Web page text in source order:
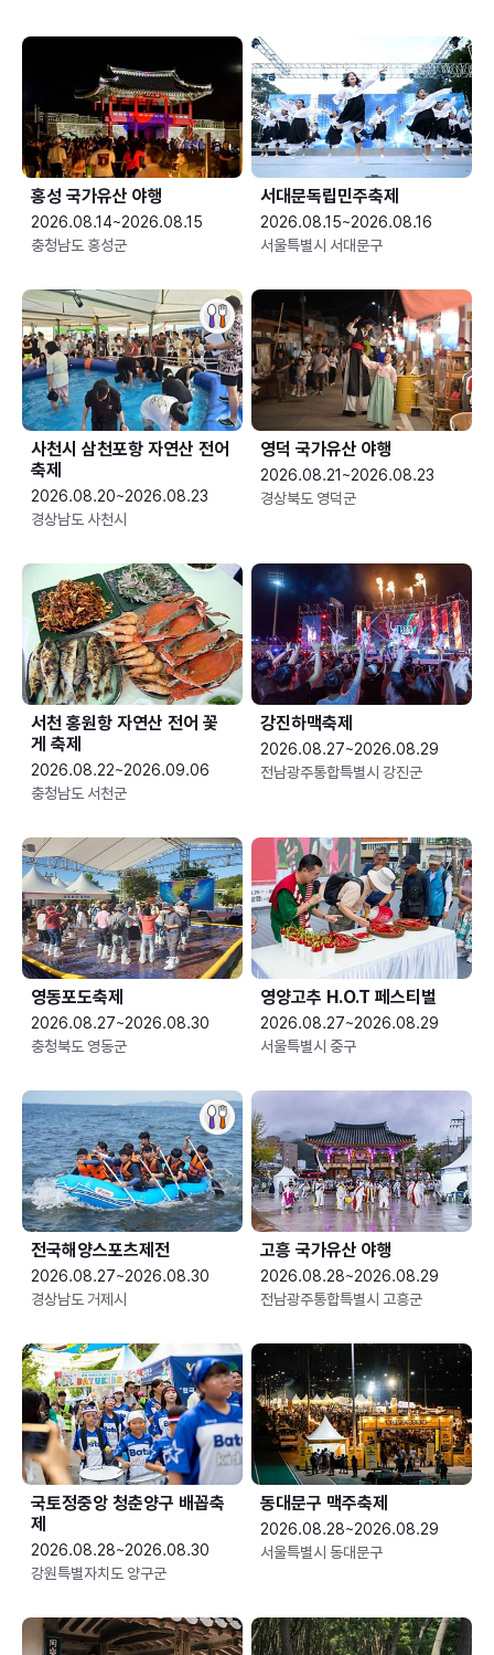
홍성 국가유산 야행
2026.08.14~2026.08.15
충청남도 홍성군
서대문독립민주축제
2026.08.15~2026.08.16
서울특별시 서대문구
사천시 삼천포항 자연산 전어
축제
2026.08.20~2026.08.23
경상남도 사천시
영덕 국가유산 야행
2026.08.21~2026.08.23
경상북도 영덕군
서천 홍원항 자연산 전어 꽃
게 축제
2026.08.22~2026.09.06
충청남도 서천군
강진하맥축제
2026.08.27~2026.08.29
전남광주통합특별시 강진군
영동포도축제
2026.08.27~2026.08.30
충청북도 영동군
영양고추 H.O.T 페스티벌
2026.08.27~2026.08.29
서울특별시 중구
전국해양스포츠제전
2026.08.27~2026.08.30
경상남도 거제시
고흥 국가유산 야행
2026.08.28~2026.08.29
전남광주통합특별시 고흥군
국토정중앙 청춘양구 배꼽축
제
2026.08.28~2026.08.30
강원특별자치도 양구군
동대문구 맥주축제
2026.08.28~2026.08.29
서울특별시 동대문구